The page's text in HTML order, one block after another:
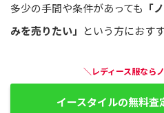
多少の手間や条件があっても 「
みを売りたい」 という方におすす
＼レディース服なら
イースタイルの無料査